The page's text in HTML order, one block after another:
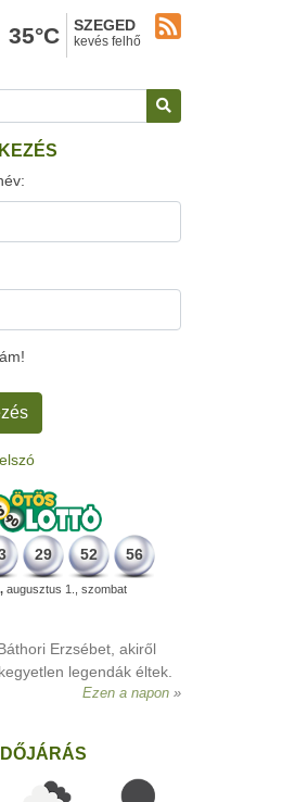
35°C SZEGED
kevés felhő
29 52 56
augusztus 1., szombat